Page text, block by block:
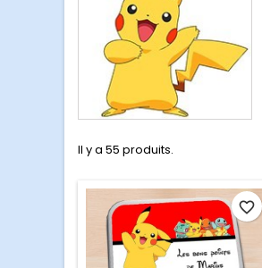
Il y a 55 produits.
favorite_border